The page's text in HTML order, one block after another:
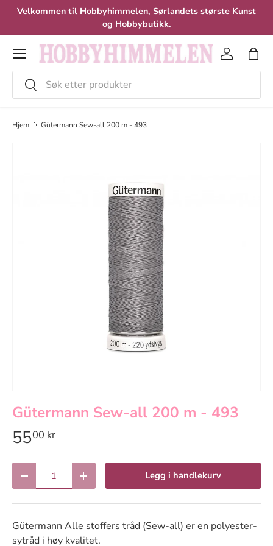
Velkommen til Hobbyhimmelen, Sørlandets største Kunst
og Hobbybutikk.
Meny
Søk
Velg
Logg inn
Hjem Gütermann Sew-all 200 m - 493
Gütermann Sew-all 200 m - 493
5500 kr
Reduser antallØk antall Legg i handlekurv
Gütermann Alle stoffers tråd (Sew-all) er en polyester-
sytråd i høy kvalitet.